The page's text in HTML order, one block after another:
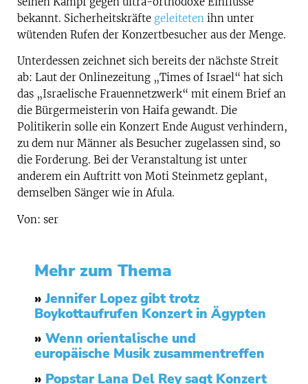
bekannt. Sicherheitskräfte geleiteten ihn unter
wütenden Rufen der Konzertbesucher aus der Menge.
Unterdessen zeichnet sich bereits der nächste Streit
ab: Laut der Onlinezeitung „Times of Israel“ hat sich
das „Israelische Frauennetzwerk“ mit einem Brief an
die Bürgermeisterin von Haifa gewandt. Die
Politikerin solle ein Konzert Ende August verhindern,
zu dem nur Männer als Besucher zugelassen sind, so
die Forderung. Bei der Veranstaltung ist unter
anderem ein Auftritt von Moti Steinmetz geplant,
demselben Sänger wie in Afula.
Von: ser
Mehr zum Thema
» Jennifer Lopez gibt trotz
Boykottaufrufen Konzert in Ägypten
» Wenn orientalische und
europäische Musik zusammentreffen
» Popstar Lana Del Rey sagt Konzert